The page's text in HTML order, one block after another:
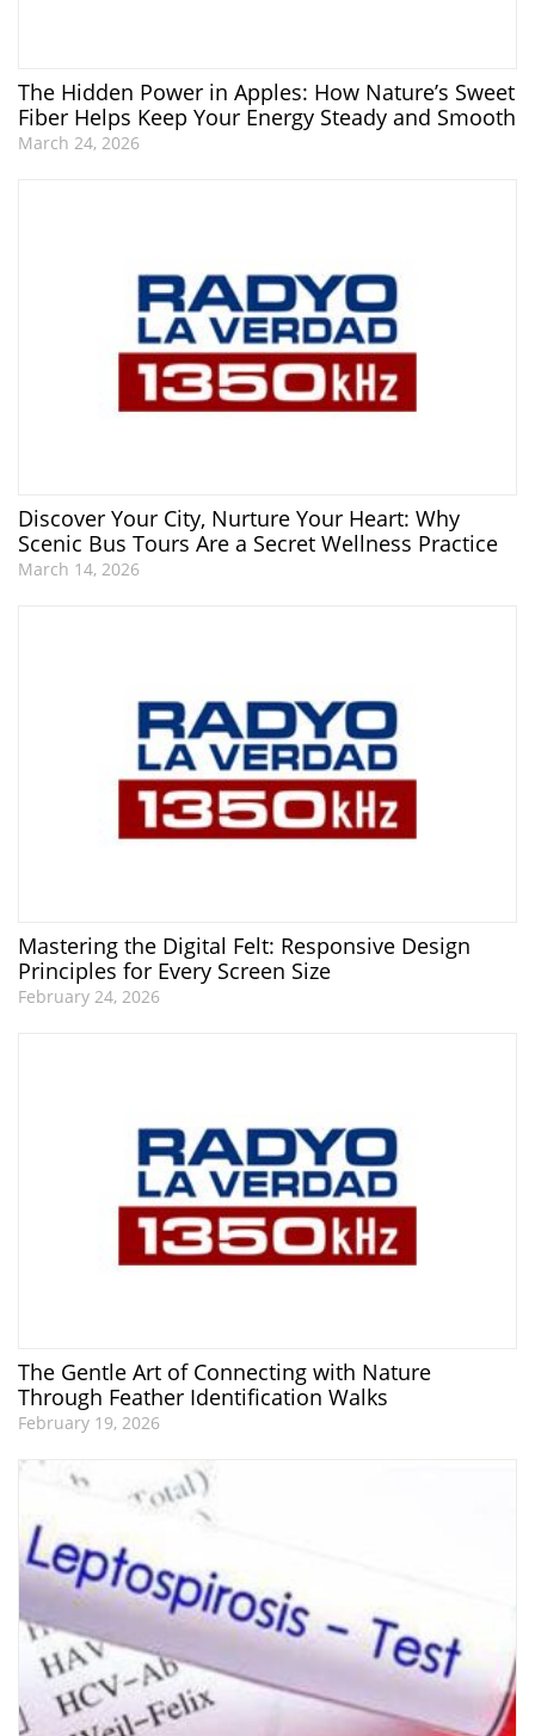
The Hidden Power in Apples: How Nature’s Sweet
Fiber Helps Keep Your Energy Steady and Smooth
March 24, 2026
Discover Your City, Nurture Your Heart: Why
Scenic Bus Tours Are a Secret Wellness Practice
March 14, 2026
Mastering the Digital Felt: Responsive Design
Principles for Every Screen Size
February 24, 2026
The Gentle Art of Connecting with Nature
Through Feather Identification Walks
February 19, 2026